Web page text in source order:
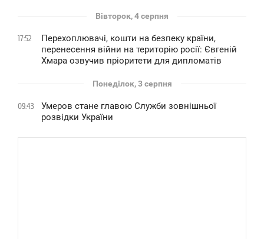
Вівторок, 4 серпня
17:52
Перехоплювачі, кошти на безпеку країни,
перенесення війни на територію росії: Євгеній
Хмара озвучив пріоритети для дипломатів
Понеділок, 3 серпня
09:43
Умеров стане главою Служби зовнішньої
розвідки України